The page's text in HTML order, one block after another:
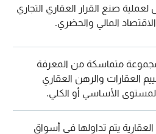
صنع القرار العقاري التجاري
المالي والحضري.
متماسكة من المعرفة
العقارات والرهن العقاري
الأساسي أو الكلي.
يتم تداولها في أسواق